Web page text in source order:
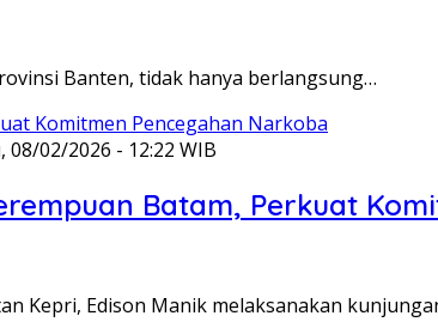
Banten, tidak hanya berlangsung…
08/02/2026 - 12:22 WIB
Batam, Perkuat
Kepri, Edison Manik melaksanakan